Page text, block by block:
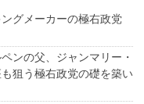
グメーカーの極右政党
ンの父、ジャンマリー・
狙う極右政党の礎を築い